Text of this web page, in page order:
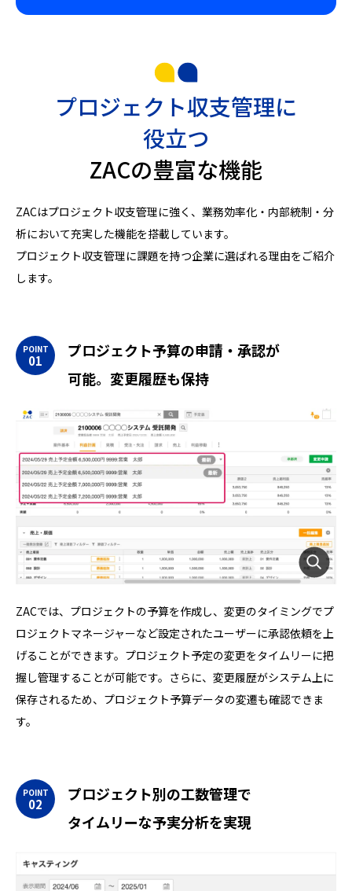
プロジェクト収支管理に
役立つ
ZACの豊富な機能
ZACはプロジェクト収支管理に強く、業務効率化・内部統制・分
析において充実した機能を搭載しています。
プロジェクト収支管理に課題を持つ企業に選ばれる理由をご紹介
します。
プロジェクト予算の申請・承認が
可能。変更履歴も保持
ZACでは、プロジェクトの予算を作成し、変更のタイミングでプ
ロジェクトマネージャーなど設定されたユーザーに承認依頼を上
げることができます。プロジェクト予定の変更をタイムリーに把
握し管理することが可能です。さらに、変更履歴がシステム上に
保存されるため、プロジェクト予算データの変遷も確認できま
す。
プロジェクト別の工数管理で
タイムリーな予実分析を実現